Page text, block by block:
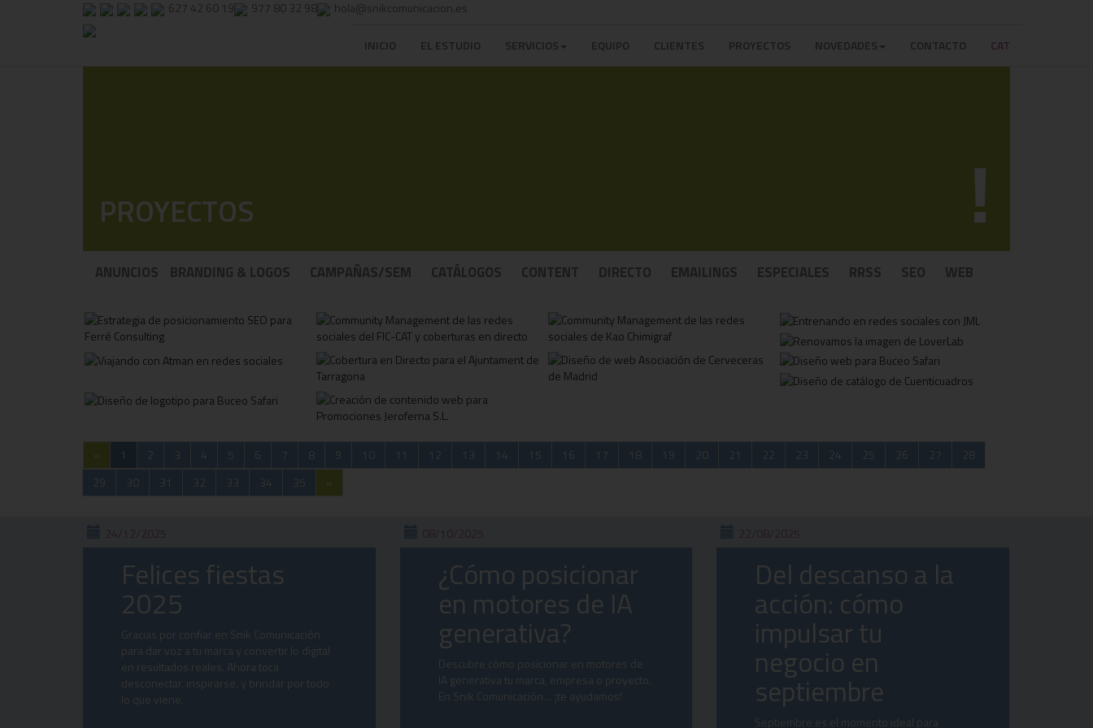
627 42 60 19 977 80 32 98 hola@snikcomunicacion.es
INICIO EL ESTUDIO SERVICIOS EQUIPO CLIENTES PROYECTOS NOVEDADES CONTACTO CAT
!
PROYECTOS
ANUNCIOS BRANDING & LOGOS CAMPAÑAS/SEM CATÁLOGOS CONTENT DIRECTO EMAILINGS ESPECIALES RRSS SEO WEB
« 1 2 3 4 5 6 7 8 9 10 11 12 13 14 15 16 17 18 19 20 21 22 23 24 25 26 27
28
29
30 31 32 33 34 35 »
24/12/2025
Felices fiestas
2025
Gracias por confiar en Snik Comunicación
para dar voz a tu marca y convertir lo digital
en resultados reales. Ahora toca
desconectar, inspirarse, y brindar por todo
lo que viene.
08/10/2025
¿Cómo posicionar
en motores de IA
generativa?
Descubre cómo posicionar en motores de
IA generativa tu marca, empresa o proyecto.
En Snik Comunicación… ¡te ayudamos!
22/08/2025
Del descanso a la
acción: cómo
impulsar tu
negocio en
septiembre
Septiembre es el momento ideal para